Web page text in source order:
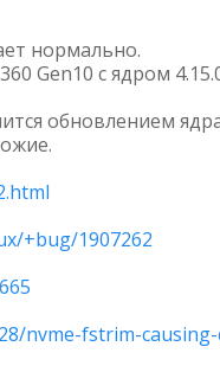
нормально.
Gen10 с ядром
обновлением
+bug/1907262
nvme-fstrim-